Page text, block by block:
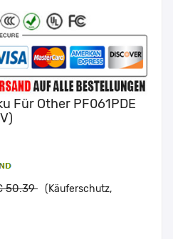
Für Other PF061PDE
50.39 (Käuferschutz,